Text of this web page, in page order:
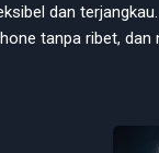
dan
tanpa ribet,